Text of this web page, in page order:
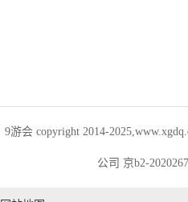
9游会 copyright 2014-
公司 京b2-